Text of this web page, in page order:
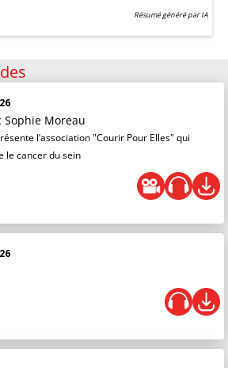
Résumé généré par IA
Sophie Moreau
l’association "Courir Pour Elles" qui
le cancer du sein